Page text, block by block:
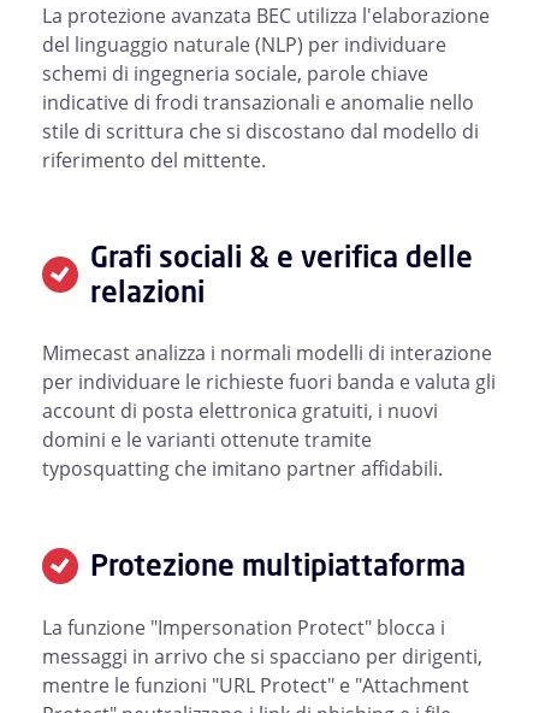
La protezione avanzata BEC utilizza l'elaborazione
del linguaggio naturale (NLP) per individuare
schemi di ingegneria sociale, parole chiave
indicative di frodi transazionali e anomalie nello
stile di scrittura che si discostano dal modello di
riferimento del mittente.
Grafi sociali & e verifica delle
relazioni
Mimecast analizza i normali modelli di interazione
per individuare le richieste fuori banda e valuta gli
account di posta elettronica gratuiti, i nuovi
domini e le varianti ottenute tramite
typosquatting che imitano partner affidabili.
Protezione multipiattaforma
La funzione "Impersonation Protect" blocca i
messaggi in arrivo che si spacciano per dirigenti,
mentre le funzioni "URL Protect" e "Attachment